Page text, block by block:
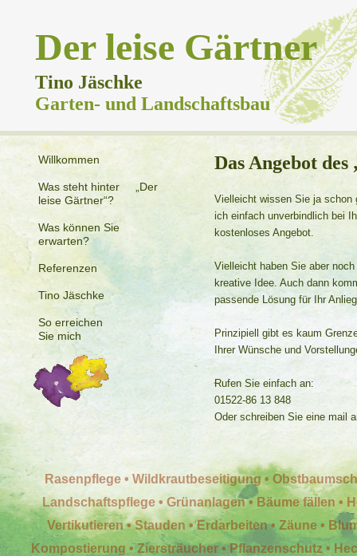
Der leise Gärtner
Tino Jäschke
Garten- und Landschaftsbau
Willkommen
Was steht hinter „Der
leise Gärtner“?
Was können Sie
erwarten?
Referenzen
Tino Jäschke
So erreichen
Sie mich
Das Angebot
Vielleicht wissen Sie ja schon
ich einfach unverbindlich bei
kostenloses Angebot.
Vielleicht haben Sie aber
kreative Idee. Auch dann
passende Lösung für Ihr
Prinzipiell gibt es kaum
Ihrer Wünsche und
Rufen Sie einfach an:
01522-86 13 848
Oder schreiben Sie eine mail
Rasenpflege • Wildkrautbeseitigung •
Landschaftspflege • Grünanlagen • Bäume fällen •
Vertikutieren • Stauden • Erdarbeiten • Zäune •
Kompostierung • Ziersträucher • Pflanzenschutz •